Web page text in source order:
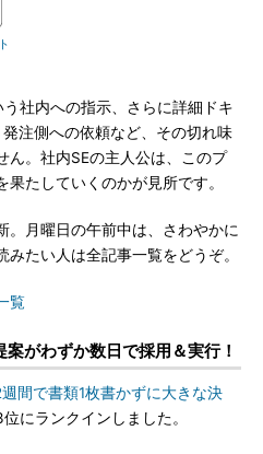
社内への指示、さらに詳細ドキ
注側への依頼など、その切れ味
ん。社内SEの主人公は、このプ
たしていくのかが見所です。
月曜日の午前中は、さわやかに
たい人は全記事一覧をどうぞ。
覧
がわずか数日で採用＆実行！
週間で書類1枚書かずに大きな決
にランクインしました。